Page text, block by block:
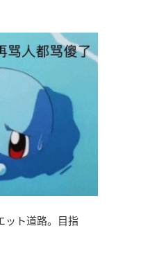
ット道路。目指